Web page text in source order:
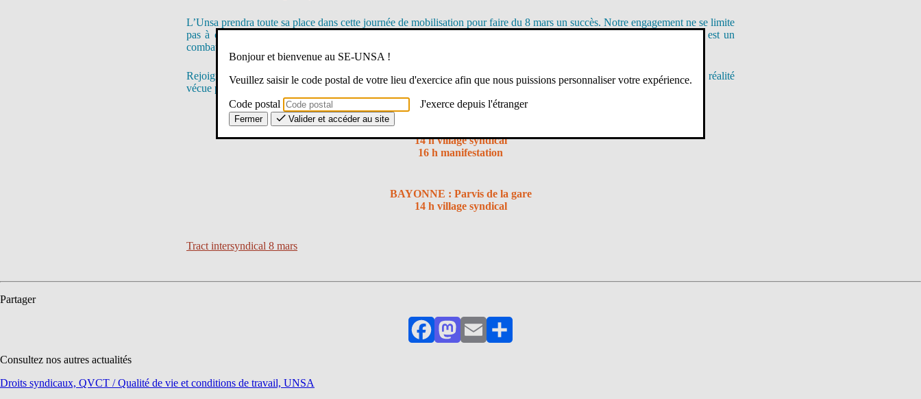
L’Unsa prendra toute sa place dans cette journée de mobilisation pour faire du 8 mars un succès. Notre engagement ne se limite
pas à cette journée symbolique, mais se poursuit tout au long de l’année, car pour nous, l’égalité femmes-hommes est un
combat quotidien.
Rejoignez-nous le 8 mars pour un monde plus égalitaire, où les droits des femmes ne sont pas qu’un principe, mais une réalité
vécue par toutes et tous.
14 h village syndical
16 h manifestation
BAYONNE : Parvis de la gare
14 h village syndical
Tract intersyndical 8 mars
Partager
FacebookMastodon
EmailPartager
Consultez nos autres actualités
Droits syndicaux, QVCT / Qualité de vie et conditions de travail, UNSA
Bonjour et bienvenue au SE-UNSA !
Veuillez saisir le code postal de votre lieu d'exercice afin que nous puissions personnaliser votre expérience.
Code postal J'exerce depuis l'étranger
Fermer Valider et accéder au site